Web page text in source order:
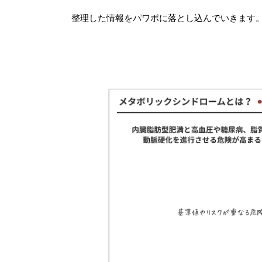
整理した情報をパワポに落とし込んでいきます